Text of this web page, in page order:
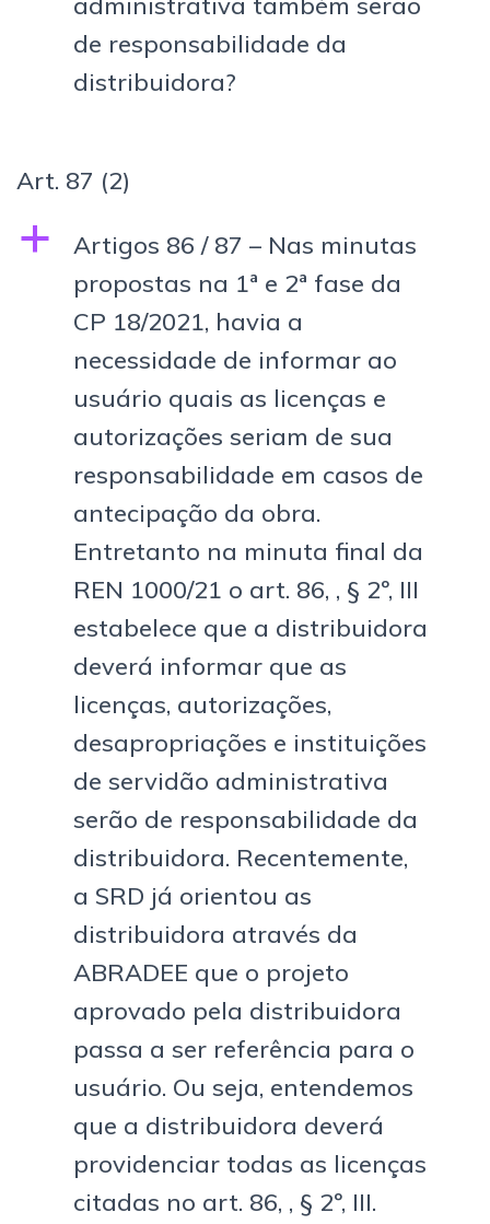
de responsabilidade da
distribuidora?
Art. 87 (2)
a
Artigos 86 / 87 – Nas minutas
propostas na 1ª e 2ª fase da
CP 18/2021, havia a
necessidade de informar ao
usuário quais as licenças e
autorizações seriam de sua
responsabilidade em casos de
antecipação da obra.
Entretanto na minuta final da
REN 1000/21 o art. 86, , § 2º, III
estabelece que a distribuidora
deverá informar que as
licenças, autorizações,
desapropriações e instituições
de servidão administrativa
serão de responsabilidade da
distribuidora. Recentemente,
a SRD já orientou as
distribuidora através da
ABRADEE que o projeto
aprovado pela distribuidora
passa a ser referência para o
usuário. Ou seja, entendemos
que a distribuidora deverá
providenciar todas as licenças
citadas no art. 86, , § 2º, III.